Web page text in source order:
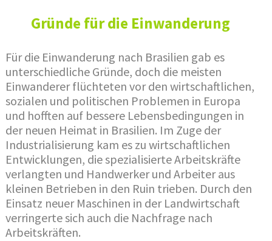
Gründe für die Einwanderung
Für die Einwanderung nach Brasilien gab es
unterschiedliche Gründe, doch die meisten
Einwanderer flüchteten vor den wirtschaftlichen,
sozialen und politischen Problemen in Europa
und hofften auf bessere Lebensbedingungen in
der neuen Heimat in Brasilien. Im Zuge der
Industrialisierung kam es zu wirtschaftlichen
Entwicklungen, die spezialisierte Arbeitskräfte
verlangten und Handwerker und Arbeiter aus
kleinen Betrieben in den Ruin trieben. Durch den
Einsatz neuer Maschinen in der Landwirtschaft
verringerte sich auch die Nachfrage nach
Arbeitskräften.